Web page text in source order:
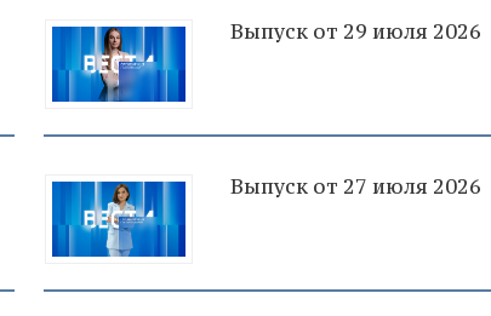
Выпуск от 29 июля 2026
Выпуск от 27 июля 2026